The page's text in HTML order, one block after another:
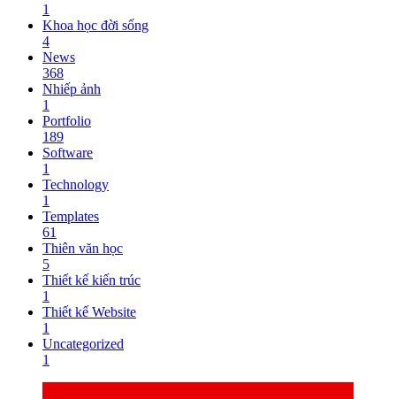
1
Khoa học đời sống
4
News
368
Nhiếp ảnh
1
Portfolio
189
Software
1
Technology
1
Templates
61
Thiên văn học
5
Thiết kế kiến trúc
1
Thiết kế Website
1
Uncategorized
1